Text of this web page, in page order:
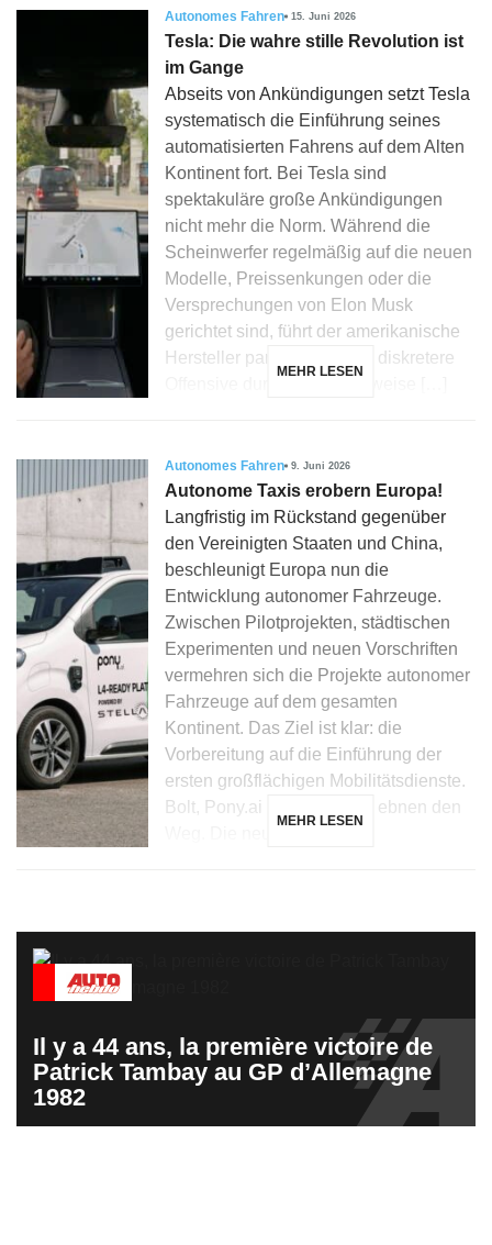
Autonomes Fahren 15. Juni 2026
Tesla: Die wahre stille Revolution ist
im Gange
Abseits von Ankündigungen setzt Tesla
systematisch die Einführung seines
automatisierten Fahrens auf dem Alten
Kontinent fort. Bei Tesla sind
spektakuläre große Ankündigungen
nicht mehr die Norm. Während die
Scheinwerfer regelmäßig auf die neuen
Modelle, Preissenkungen oder die
Versprechungen von Elon Musk
gerichtet sind, führt der amerikanische
Hersteller parallel eine viel diskretere
MEHR LESEN
Autonomes Fahren 9. Juni 2026
Autonome Taxis erobern Europa!
Langfristig im Rückstand gegenüber
den Vereinigten Staaten und China,
beschleunigt Europa nun die
Entwicklung autonomer Fahrzeuge.
Zwischen Pilotprojekten, städtischen
Experimenten und neuen Vorschriften
vermehren sich die Projekte autonomer
Fahrzeuge auf dem gesamten
Kontinent. Das Ziel ist klar: die
Vorbereitung auf die Einführung der
ersten großflächigen Mobilitätsdienste.
Bolt, Pony.ai und Stellantis ebnen den
MEHR LESEN
Il y a 44 ans, la première victoire de
Patrick Tambay au GP d’Allemagne
1982